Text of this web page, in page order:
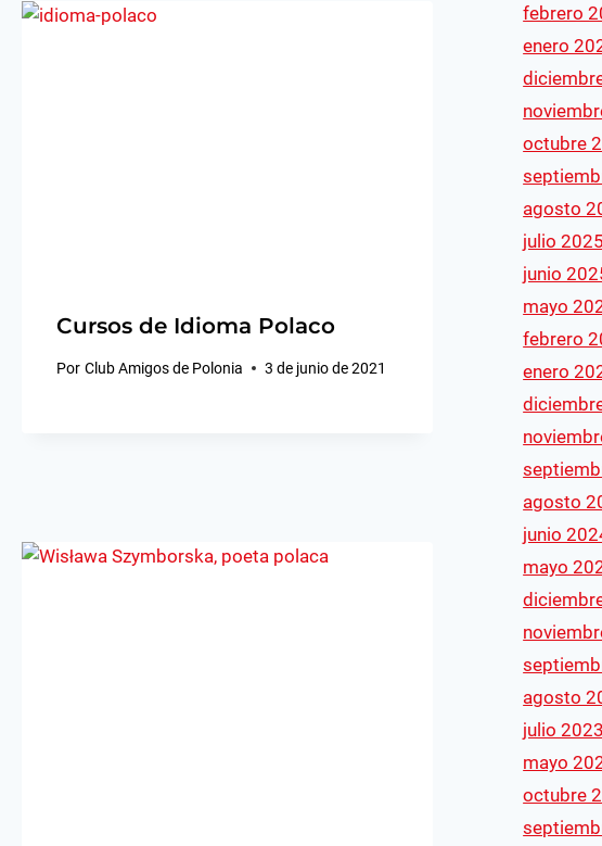
Cursos de Idioma Polaco
Por Club Amigos de Polonia 3 de junio de 2021
febrero
enero
octubre
agosto
julio 2025
junio
mayo
febrero
enero
agosto
junio
mayo
agosto
julio 2023
mayo
octubre